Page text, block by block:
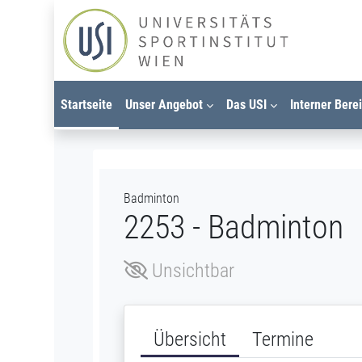
Zum Hauptinhalt
Startseite Unser Angebot Das USI Interner
Badminton
2253 - Badminton
Unsichtbar
Übersicht Termine